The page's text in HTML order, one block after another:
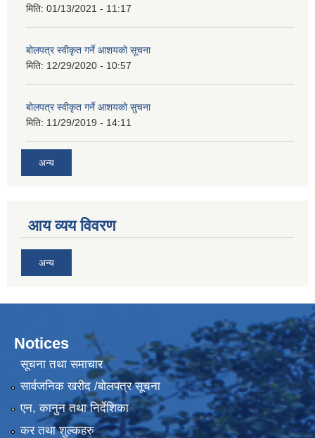
मिति: 01/13/2021 - 11:17
बोलपत्र स्वीकृत गर्ने आशयको सूचना
मिति: 12/29/2020 - 10:57
बोलपत्र स्वीकृत गर्ने आशयको सुचना
मिति: 11/29/2019 - 14:11
अन्य
आय व्यय विवरण
अन्य
Notices
सूचना तथा समाचार
सार्वजनिक खरीद /बोलपत्र सूचना
एन, कानुन तथा निर्देशिका
कर तथा शुल्कहरु